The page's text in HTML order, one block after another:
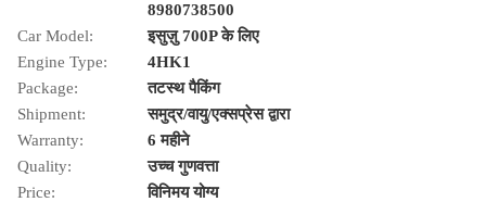
8980738500
Car Model:
इसुज़ु 700P के लिए
Engine Type:
4HK1
Package:
तटस्थ पैकिंग
Shipment:
समुद्र/वायु/एक्सप्रेस द्वारा
Warranty:
6 महीने
Quality:
उच्च गुणवत्ता
Price:
विनिमय योग्य